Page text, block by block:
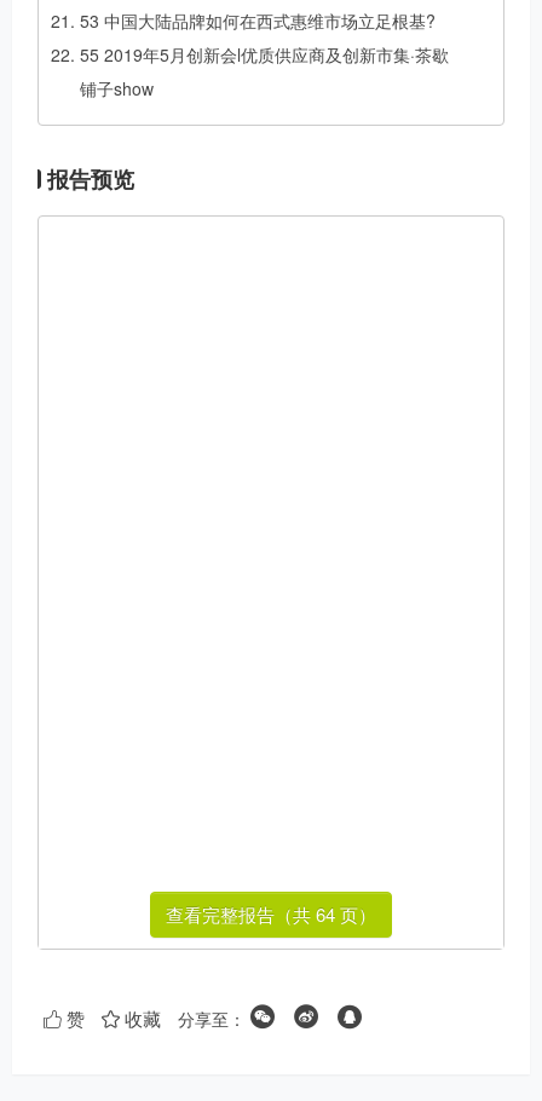
53 中国大陆品牌如何在西式惠维市场立足根基?
55 2019年5月创新会l优质供应商及创新市集·茶歇
铺子show
报告预览
查看完整报告（共 64 页）
赞 收藏 分享至：